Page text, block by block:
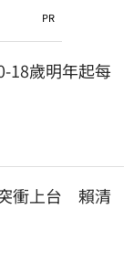
PR
18歲明年起每
衝上台　賴清